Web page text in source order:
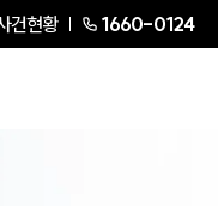
건현황 1660-0124